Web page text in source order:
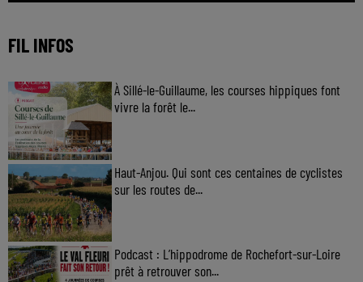
FIL INFOS
À Sillé-le-Guillaume, les courses hippiques font
vivre la forêt le...
Haut-Anjou. Qui sont ces centaines de cyclistes
sur les routes de...
Podcast : L’hippodrome de Rochefort-sur-Loire
prêt à retrouver son...